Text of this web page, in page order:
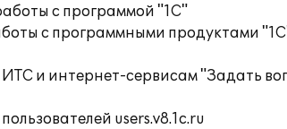
с программой "1С"
с программными продуктами
и интернет-сервисам "Задать
users.v8.1c.ru